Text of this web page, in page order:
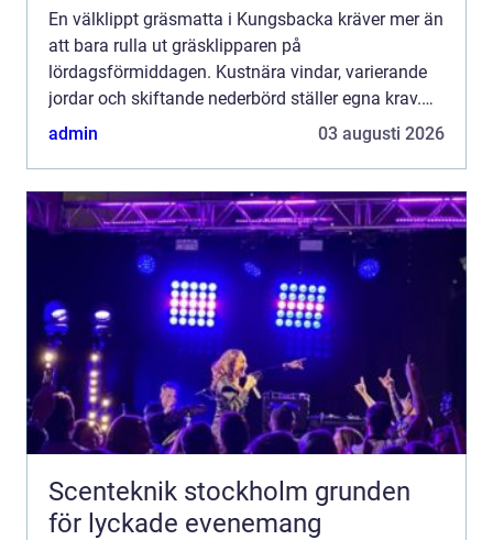
En välklippt gräsmatta i Kungsbacka kräver mer än
att bara rulla ut gräsklipparen på
lördagsförmiddagen. Kustnära vindar, varierande
jordar och skiftande nederbörd ställer egna krav.
Med rä...
admin 03 augusti 2026
Scenteknik stockholm grunden
för lyckade evenemang